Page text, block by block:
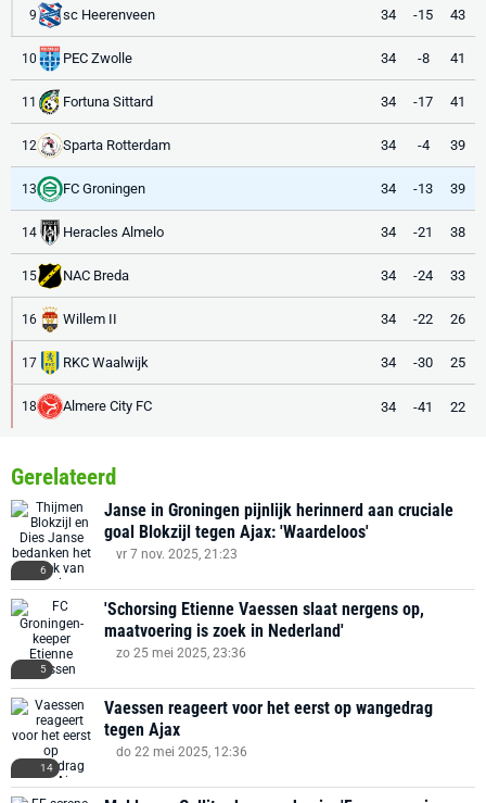
9 sc Heerenveen 34 -15 43
10 PEC Zwolle 34 -8 41
11 Fortuna Sittard 34 -17 41
12 Sparta Rotterdam 34 -4 39
13 FC Groningen 34 -13 39
14 Heracles Almelo 34 -21 38
15 NAC Breda 34 -24 33
16 Willem II 34 -22 26
17 RKC Waalwijk 34 -30 25
18 Almere City FC 34 -41 22
Gerelateerd
6
Janse in Groningen pijnlijk herinnerd aan cruciale
goal Blokzijl tegen Ajax: 'Waardeloos'
vr 7 nov. 2025, 21:23
5
'Schorsing Etienne Vaessen slaat nergens op,
maatvoering is zoek in Nederland'
zo 25 mei 2025, 23:36
14
Vaessen reageert voor het eerst op wangedrag
tegen Ajax
do 22 mei 2025, 12:36